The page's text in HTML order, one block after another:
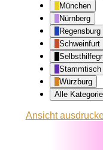
München
Nürnberg
Regensburg
Schweinfurt
Stammtisch
Würzburg
Alle
Ansicht